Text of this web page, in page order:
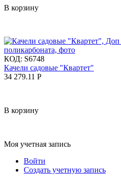
В корзину
КОД: S6748
Качели садовые "Квартет"
34 279.11 Р
В корзину
Моя учетная запись
Войти
Создать учетную запись